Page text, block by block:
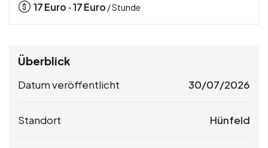
17Euro -17Euro / Stunde
Überblick
Datum veröffentlicht 30/07/2026
Standort Hünfeld